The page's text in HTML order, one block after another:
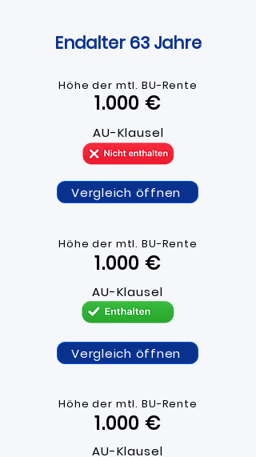
Endalter 63 Jahre
Höhe der mtl. BU-Rente
1.000 ​€​
AU-Klausel
Vergleich öffnen
Höhe der mtl. BU-Rente
1.000 ​€
AU-Klausel
Vergleich öffnen
Höhe der mtl. BU-Rente
1.000 ​€
AU-Klausel